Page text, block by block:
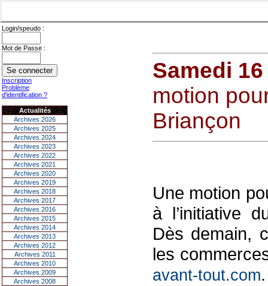
Login/speudo :
Mot de Passe :
Inscription
Problème
d'identification ?
Actualités
Archives 2026
Archives 2025
Archives 2024
Archives 2023
Archives 2022
Archives 2021
Archives 2020
Archives 2019
Archives 2018
Archives 2017
Archives 2016
Archives 2015
Archives 2014
Archives 2013
Archives 2012
Archives 2011
Archives 2010
Archives 2009
Archives 2008
Samedi
motion
Briançon
Une motion
à l’initiative
Dès demain,
les
avant-tout.com.